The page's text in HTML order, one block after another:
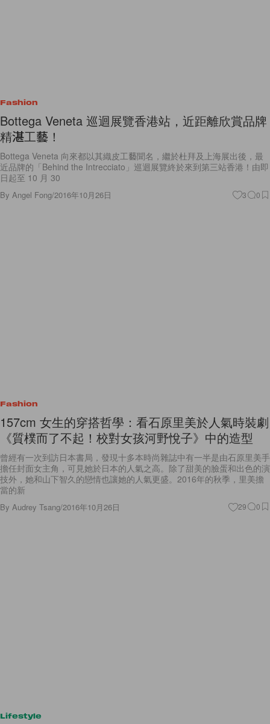
Fashion
Bottega Veneta 巡迴展覽香港站，近距離欣賞品牌
精湛工藝！
Bottega Veneta 向來都以其織皮工藝聞名，繼於杜拜及上海展出後，最
近品牌的「Behind the Intrecciato」巡迴展覽終於來到第三站香港！由即
日起至 10 月 30
By Angel Fong/2016年10月26日 3 0
Fashion
157cm 女生的穿搭哲學：看石原里美於人氣時裝劇
《質樸而了不起！校對女孩河野悅子》中的造型
曾經有一次到訪日本書局，發現十多本時尚雜誌中有一半是由石原里美手
擔任封面女主角，可見她於日本的人氣之高。除了甜美的臉蛋和出色的演
技外，她和山下智久的戀情也讓她的人氣更盛。2016年的秋季，里美擔
當的新
By Audrey Tsang/2016年10月26日 29 0
Lifestyle